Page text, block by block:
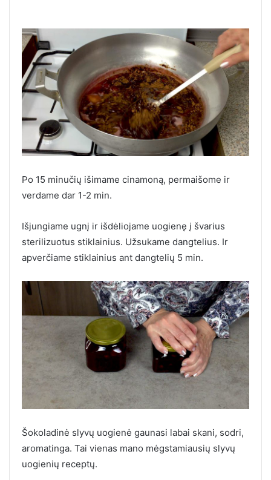
Po 15 minučių išimame cinamoną, permaišome ir
verdame dar 1-2 min.
Išjungiame ugnį ir išdėliojame uogienę į švarius
sterilizuotus stiklainius. Užsukame dangtelius. Ir
apverčiame stiklainius ant dangtelių 5 min.
Šokoladinė slyvų uogienė gaunasi labai skani, sodri,
aromatinga. Tai vienas mano mėgstamiausių slyvų
uogienių receptų.